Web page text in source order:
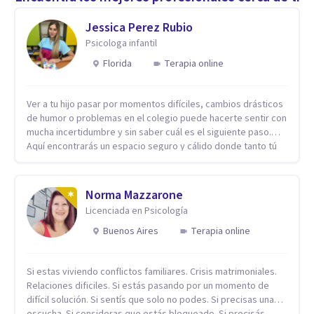
Jessica Perez Rubio
Psicologa infantil
Florida
Terapia online
Ver a tu hijo pasar por momentos difíciles, cambios drásticos
de humor o problemas en el colegio puede hacerte sentir con
mucha incertidumbre y sin saber cuál es el siguiente paso.
Aquí encontrarás un espacio seguro y cálido donde tanto tú
casa. Me especializo en guiar a familias a través de
herramientas prácticas y dinámicas adaptadas a la edad de
cada menor, dejando de lado las etiquetas y los tecnicismos.
Mi forma de trabajar se centra en entender las emociones
fortaleciendo la comunicación entre ustedes. Acompaño a
niños y adolescentes que están lidiando con la ansiedad, la
timidez, la rebeldía o dificultades escolares, así como a
Norma Mazzarone
Licenciada en Psicología
Buenos Aires
Terapia online
Si estas viviendo conflictos familiares. Crisis matrimoniales.
Relaciones dificiles. Si estás pasando por un momento de
difícil solución. Si sentís que solo no podes. Si precisas una